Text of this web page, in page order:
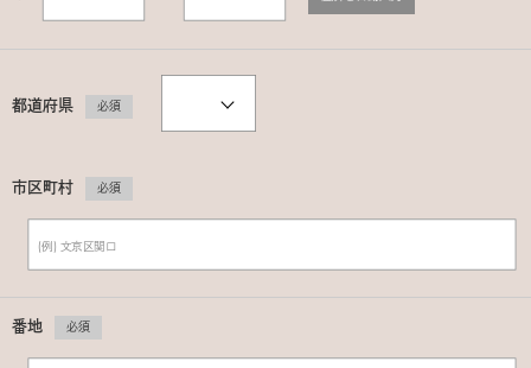
都道府県 必須
市区町村 必須
番地 必須